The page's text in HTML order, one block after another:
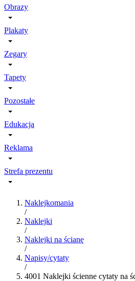
Obrazy
Plakaty
Zegary
Tapety
Pozostałe
Edukacja
Reklama
Strefa prezentu
Naklejkomania
/
Naklejki
/
Naklejki na ścianę
/
Napisy/cytaty
/
4001 Naklejki ścienne cytaty na